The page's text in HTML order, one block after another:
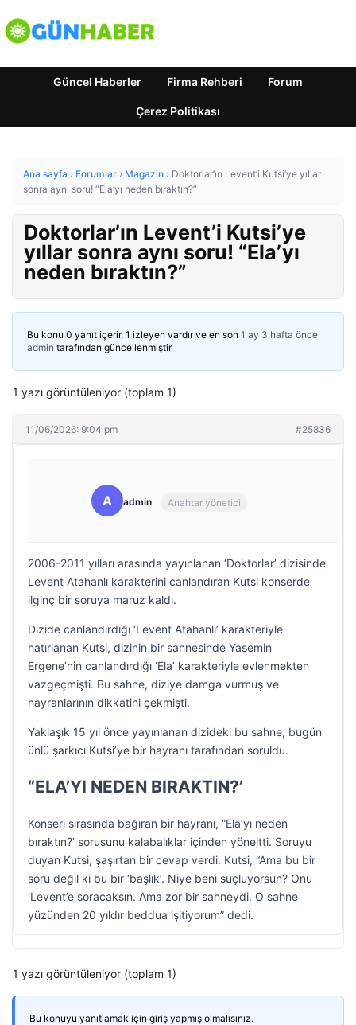
Güncel Haberler Firma Rehberi Forum
Çerez Politikası
Ana sayfa › Forumlar › Magazin › Doktorlar’ın Levent’i Kutsi’ye yıllar
sonra aynı soru! “Ela’yı neden bıraktın?”
Doktorlar’ın Levent’i Kutsi’ye
yıllar sonra aynı soru! “Ela’yı
neden bıraktın?”
Bu konu 0 yanıt içerir, 1 izleyen vardır ve en son 1 ay 3 hafta önce
admin tarafından güncellenmiştir.
1 yazı görüntüleniyor (toplam 1)
11/06/2026: 9:04 pm #25836
A admin Anahtar yönetici
2006-2011 yılları arasında yayınlanan ‘Doktorlar’ dizisinde
Levent Atahanlı karakterini canlandıran Kutsi konserde
ilginç bir soruya maruz kaldı.
Dizide canlandırdığı ‘Levent Atahanlı’ karakteriyle
hatırlanan Kutsi, dizinin bir sahnesinde Yasemin
Ergene’nin canlandırdığı ‘Ela’ karakteriyle evlenmekten
vazgeçmişti. Bu sahne, diziye damga vurmuş ve
hayranlarının dikkatini çekmişti.
Yaklaşık 15 yıl önce yayınlanan dizideki bu sahne, bugün
ünlü şarkıcı Kutsi’ye bir hayranı tarafından soruldu.
“ELA’YI NEDEN BIRAKTIN?’
Konseri sırasında bağıran bir hayranı, “Ela’yı neden
bıraktın?’ sorusunu kalabalıklar içinden yöneltti. Soruyu
duyan Kutsi, şaşırtan bir cevap verdi. Kutsi, “Ama bu bir
soru değil ki bu bir ‘başlık’. Niye beni suçluyorsun? Onu
‘Levent’e soracaksın. Ama zor bir sahneydi. O sahne
yüzünden 20 yıldır beddua işitiyorum” dedi.
1 yazı görüntüleniyor (toplam 1)
Bu konuyu yanıtlamak için giriş yapmış olmalısınız.